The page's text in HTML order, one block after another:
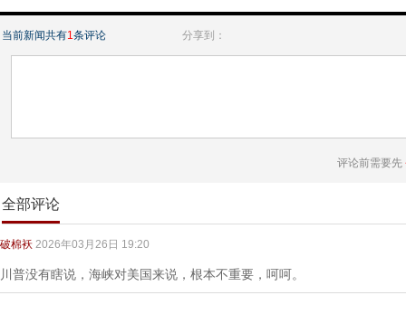
当前新闻共有1条评论 分享到：
评论前需要先
全部评论
破棉袄 2026年03月26日 19:20
川普没有瞎说，海峡对美国来说，根本不重要，呵呵。